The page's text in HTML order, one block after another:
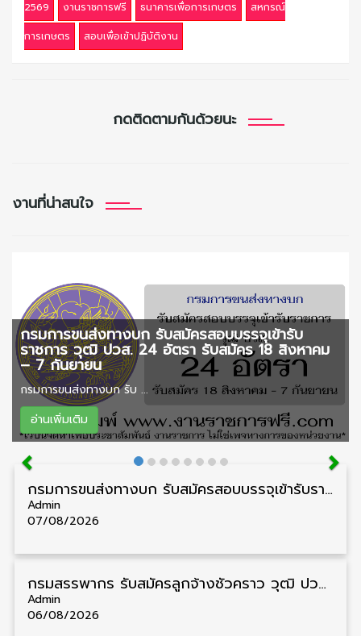
2569 งานราชการฟรี ธนาคารเพื่อการเกษตร
สหกรณ์
การเกษตร
สอบเพื่อเข้าปฏิบัติงาน
กดติดตามกันด้วยนะ
งานที่น่าสนใจ
กรมการขนส่งทางบก รับสมัครสอบบรรจุเข้ารับ
ราชการ วุฒิ ปวส. 24 อัตรา รับสมัคร 18 สิงหาคม
– 7 กันยายน
กรมการขนส่งทางบก รับ ...
อ่านเพิ่มเติม
กรมการขนส่งทางบก รับสมัครสอบบรรจุเข้ารับราชการ วุฒิ ปวส. 24 อัตรา รับสมัคร 18 สิงหาคม – 7 กันยายน
Admin
07/08/2026
กรมสรรพากร รับสมัครลูกจ้างชั่วคราว วุฒิ ปวช./ป.ตรี 138 อัตรา รับสมัคร 17 – 31 สิงหาคม
Admin
06/08/2026